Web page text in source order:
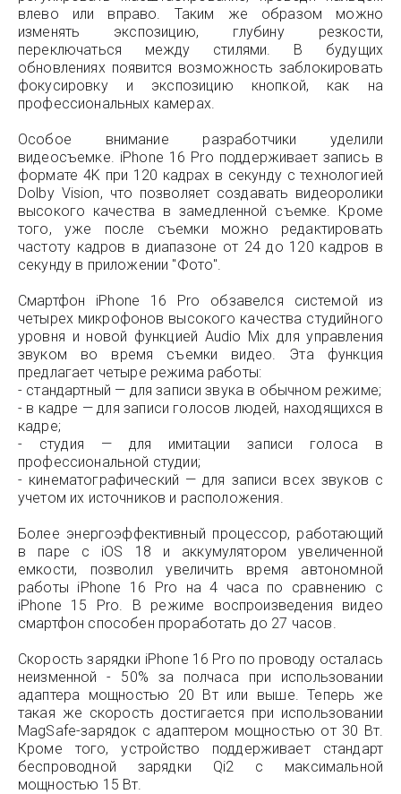
влево или вправо. Таким же образом можно
изменять экспозицию, глубину резкости,
переключаться между стилями. В будущих
обновлениях появится возможность заблокировать
фокусировку и экспозицию кнопкой, как на
профессиональных камерах.
Особое внимание разработчики уделили
видеосъемке. iPhone 16 Pro поддерживает запись в
формате 4K при 120 кадрах в секунду с технологией
Dolby Vision, что позволяет создавать видеоролики
высокого качества в замедленной съемке. Кроме
того, уже после съемки можно редактировать
частоту кадров в диапазоне от 24 до 120 кадров в
секунду в приложении "Фото".
Смартфон iPhone 16 Pro обзавелся системой из
четырех микрофонов высокого качества студийного
уровня и новой функцией Audio Mix для управления
звуком во время съемки видео. Эта функция
предлагает четыре режима работы:
- стандартный — для записи звука в обычном режиме;
- в кадре — для записи голосов людей, находящихся в
кадре;
- студия — для имитации записи голоса в
профессиональной студии;
- кинематографический — для записи всех звуков с
учетом их источников и расположения.
Более энергоэффективный процессор, работающий
в паре с iOS 18 и аккумулятором увеличенной
емкости, позволил увеличить время автономной
работы iPhone 16 Pro на 4 часа по сравнению с
iPhone 15 Pro. В режиме воспроизведения видео
смартфон способен проработать до 27 часов.
Скорость зарядки iPhone 16 Pro по проводу осталась
неизменной - 50% за полчаса при использовании
адаптера мощностью 20 Вт или выше. Теперь же
такая же скорость достигается при использовании
MagSafe-зарядок с адаптером мощностью от 30 Вт.
Кроме того, устройство поддерживает стандарт
беспроводной зарядки Qi2 с максимальной
мощностью 15 Вт.